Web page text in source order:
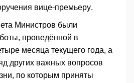
вице-премьеру.
Министров были
проведённой в
месяца текущего года, а
других важных вопросов
по которым приняты